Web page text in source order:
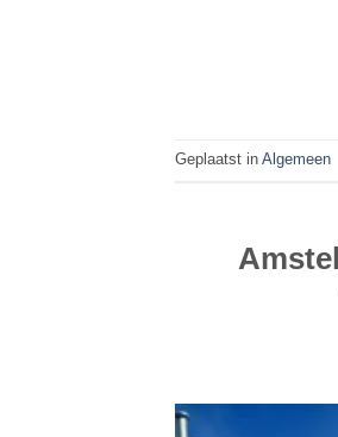
Geplaatst in Algemeen